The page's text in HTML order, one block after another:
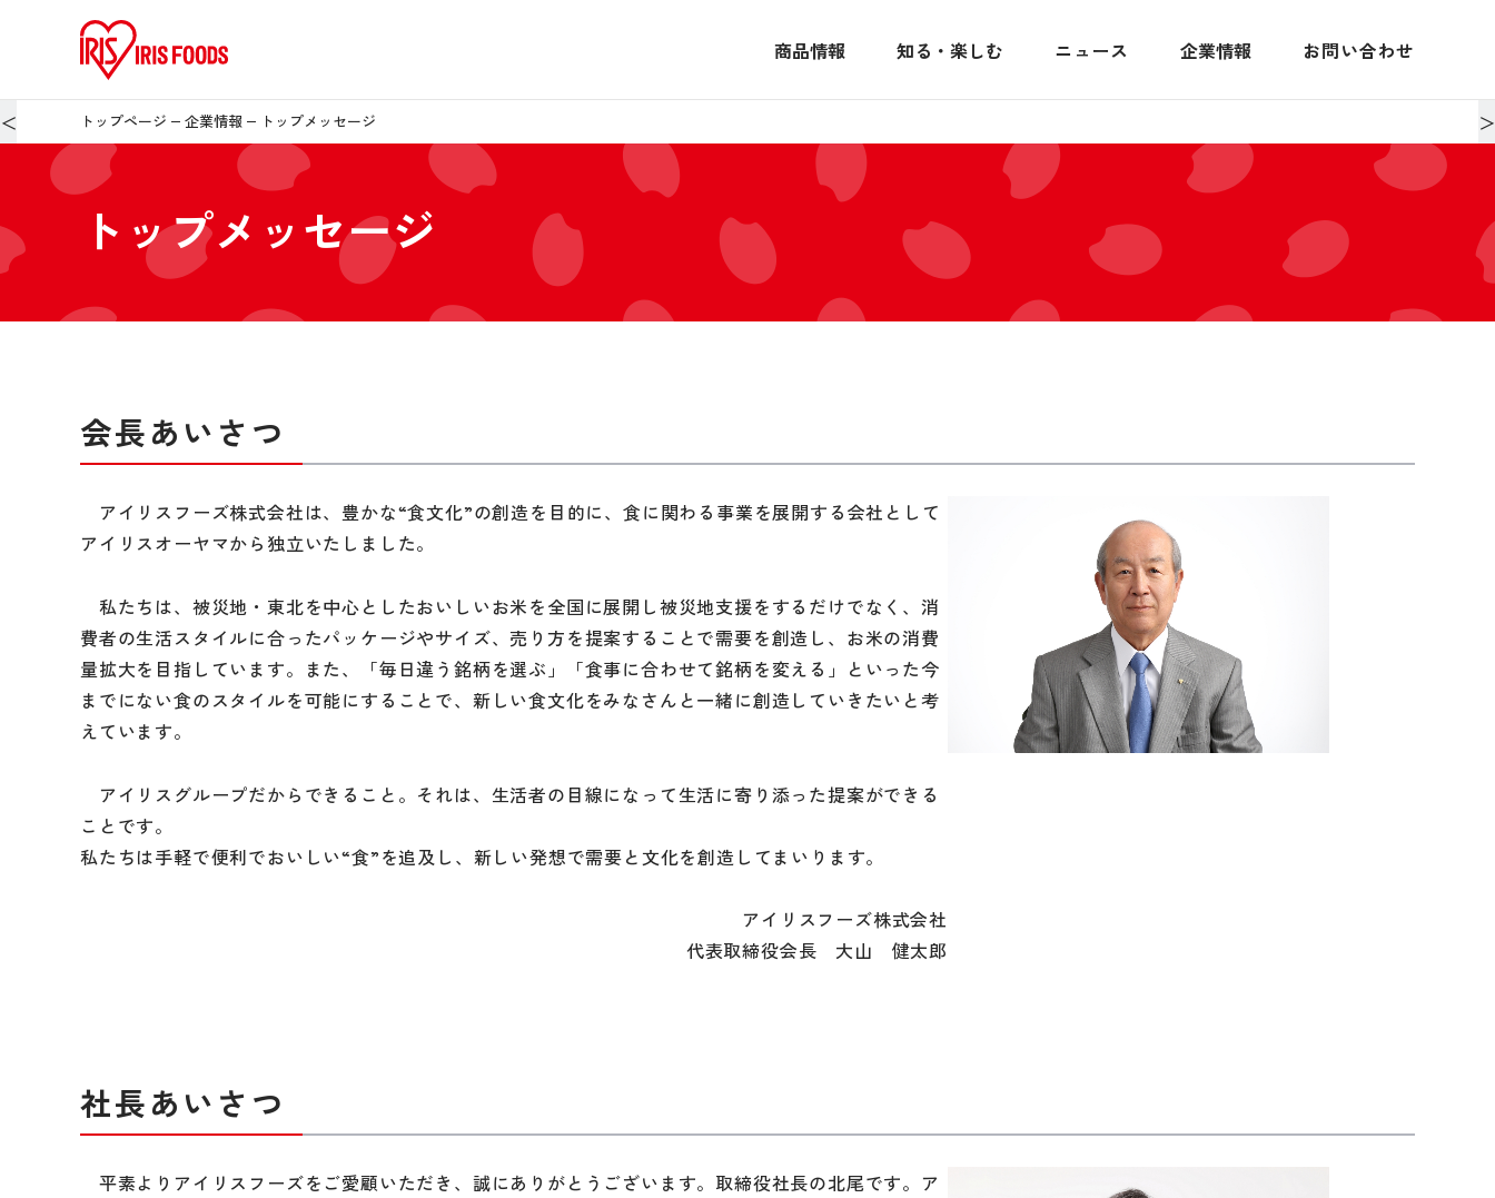
商品情報 知る・楽しむ ニュース 企業情報 お問い合わせ
＜ トップページ 企業情報 トップメッセージ
トップメッセージ
会長あいさつ
アイリスフーズ株式会社は、豊かな“食文化”の創造を目的に、食に関わる事業を展開する会社として
アイリスオーヤマから独立いたしました。
私たちは、被災地・東北を中心としたおいしいお米を全国に展開し被災地支援をするだけでなく、消
費者の生活スタイルに合ったパッケージやサイズ、売り方を提案することで需要を創造し、お米の消費
量拡大を目指しています。また、「毎日違う銘柄を選ぶ」「食事に合わせて銘柄を変える」といった今
までにない食のスタイルを可能にすることで、新しい食文化をみなさんと一緒に創造していきたいと考
えています。
アイリスグループだからできること。それは、生活者の目線になって生活に寄り添った提案ができる
ことです。
私たちは手軽で便利でおいしい“食”を追及し、新しい発想で需要と文化を創造してまいります。
アイリスフーズ株式会社
代表取締役会長 大山 健太郎
社長あいさつ
平素よりアイリスフーズをご愛顧いただき、誠にありがとうございます。取締役社長の北尾です。ア